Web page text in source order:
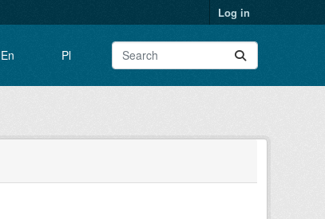
Log in
En Pl